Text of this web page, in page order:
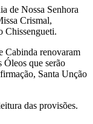
de Nossa Senhora
Crismal,
Chissengueti.
Cabinda renovaram
Óleos que serão
Santa Unção
das provisões.